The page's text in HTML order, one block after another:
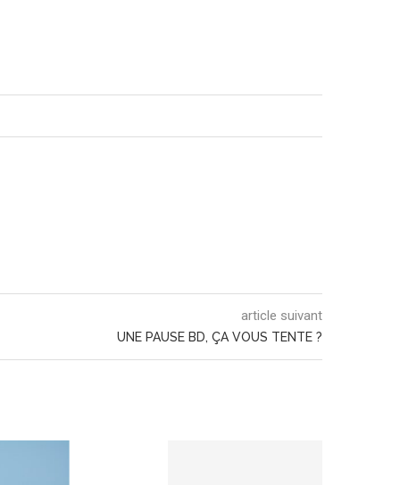
article suivant
UNE PAUSE BD, ÇA VOUS TENTE ?